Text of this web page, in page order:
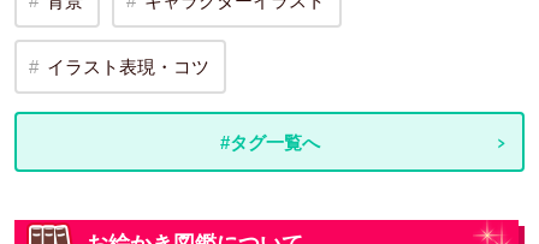
イラスト表現・コツ
#タグ一覧へ